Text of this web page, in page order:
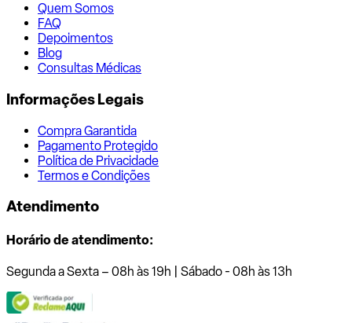
Quem Somos
FAQ
Depoimentos
Blog
Consultas Médicas
Informações Legais
Compra Garantida
Pagamento Protegido
Política de Privacidade
Termos e Condições
Atendimento
Horário de atendimento:
Segunda a Sexta – 08h às 19h | Sábado - 08h às 13h